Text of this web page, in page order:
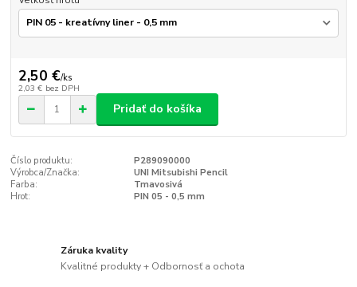
2,50 €/ks
2,03 € bez DPH
Pridať do košíka
Číslo produktu:
P289090000
Výrobca/Značka:
UNI Mitsubishi Pencil
Farba:
Tmavosivá
Hrot:
PIN 05 - 0,5 mm
Záruka kvality
Kvalitné produkty + Odbornosť a ochota